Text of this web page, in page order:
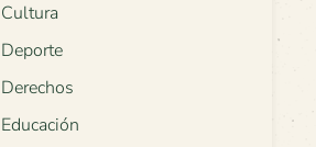
Cultura
Deporte
Derechos
Educación